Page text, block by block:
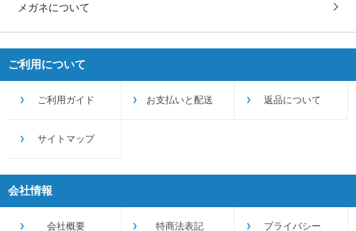
メガネについて
ご利用について
ご利用ガイド お支払いと配送 返品について
サイトマップ
会社情報
会社概要 特商法表記 プライバシー